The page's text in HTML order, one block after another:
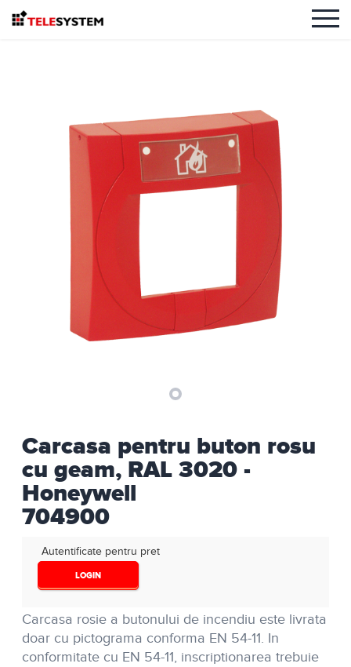
Carcasa pentru buton rosu
cu geam, RAL 3020 -
Honeywell
704900
Autentificate pentru pret
LOGIN
Carcasa rosie a butonului de incendiu este livrata
doar cu pictograma conforma EN 54-11. In
conformitate cu EN 54-11, inscriptionarea trebuie